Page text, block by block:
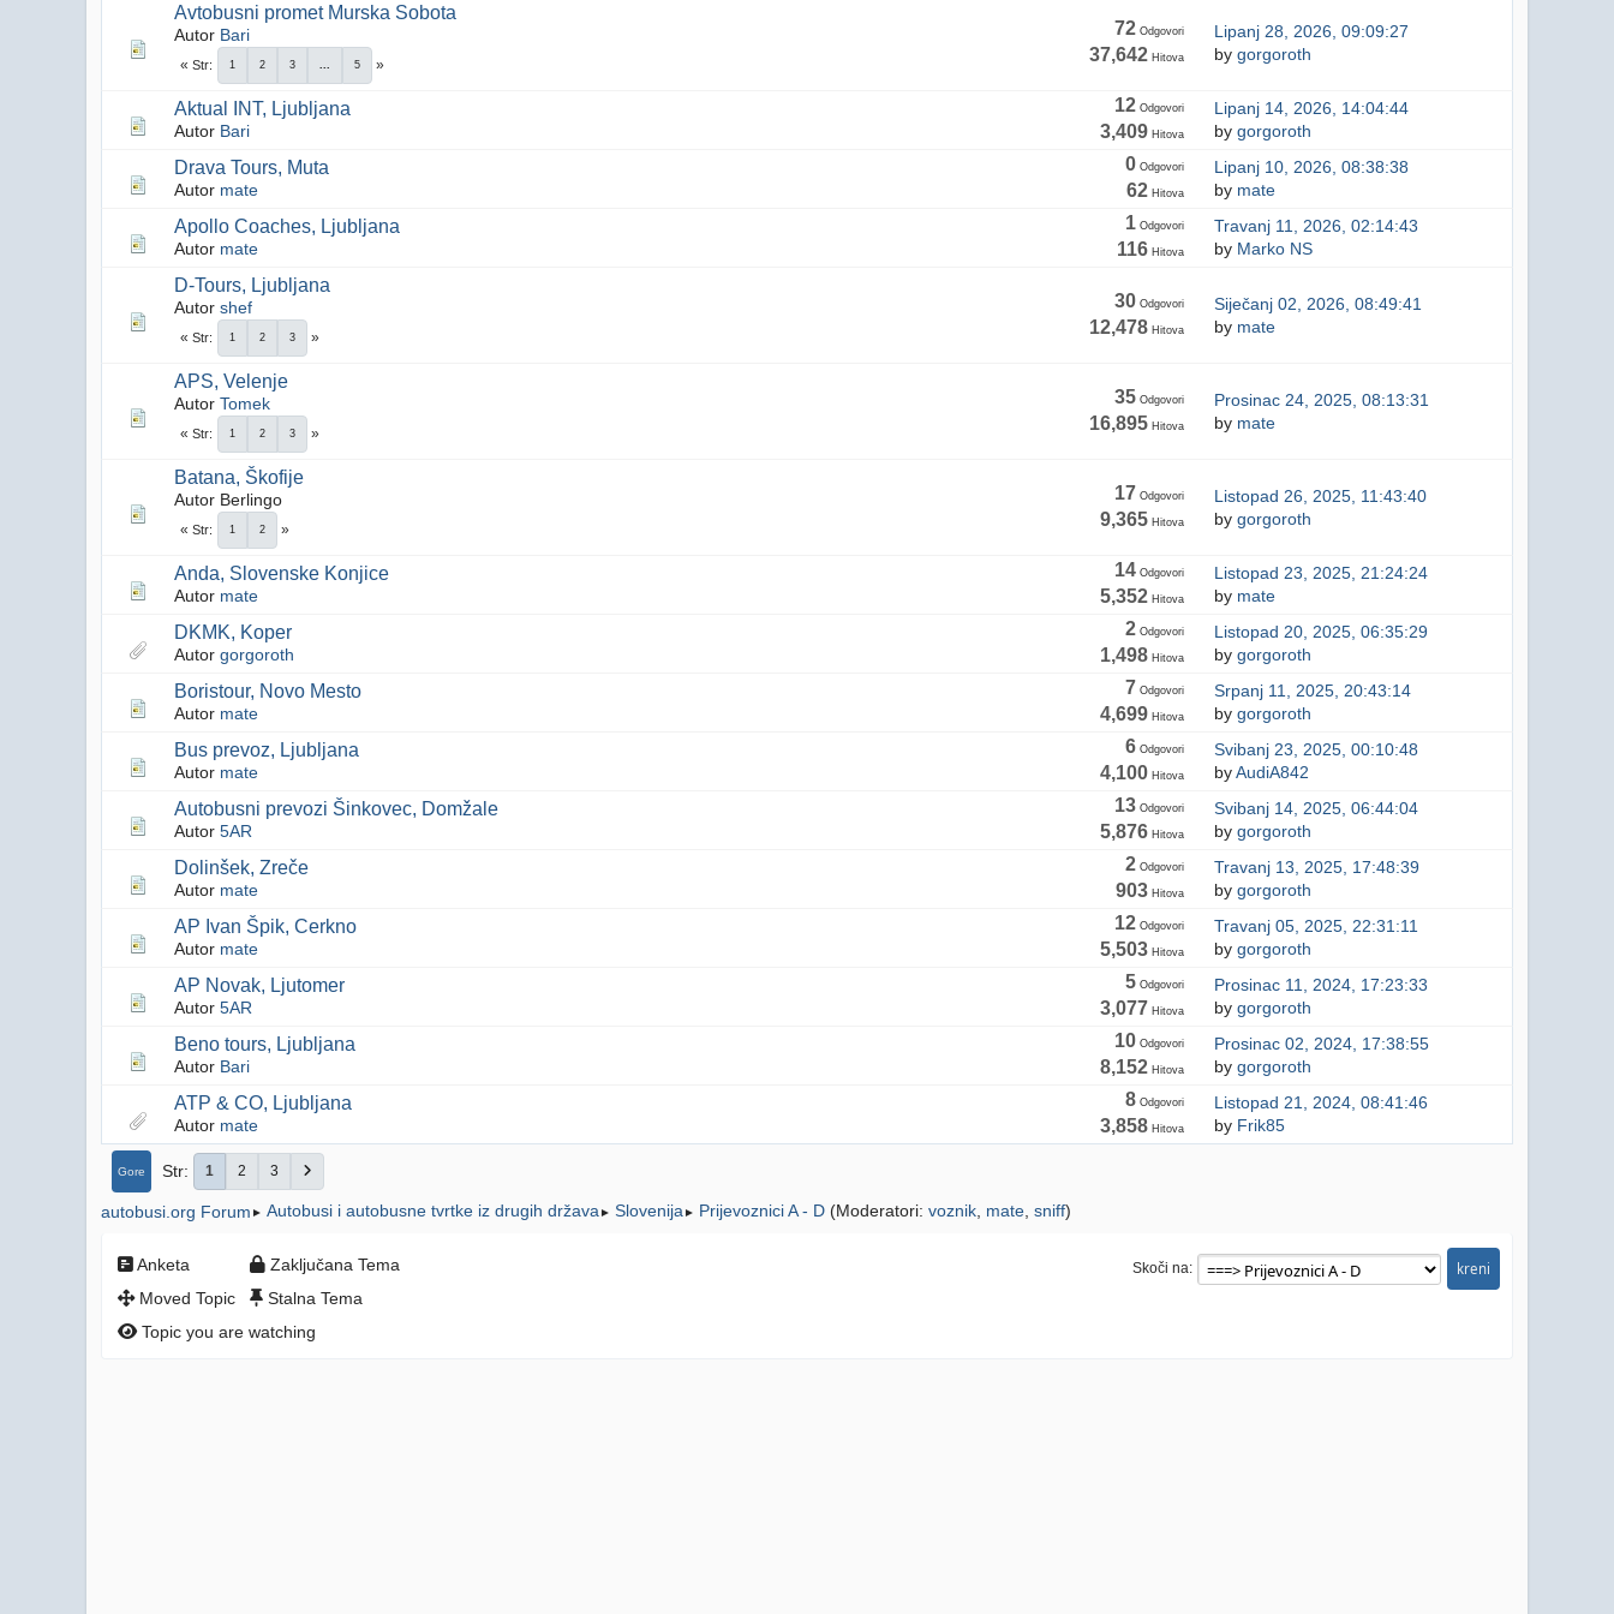
Avtobusni promet Murska Sobota
Autor Bari
Str 1 2 3 ... 5
72Odgovori
37,642Hitova
Lipanj 28, 2026, 09:09:27
by gorgoroth
Aktual INT, Ljubljana
Autor Bari
12Odgovori
3,409Hitova
Lipanj 14, 2026, 14:04:44
by gorgoroth
Drava Tours, Muta
Autor mate
0Odgovori
62Hitova
Lipanj 10, 2026, 08:38:38
by mate
Apollo Coaches, Ljubljana
Autor mate
1Odgovori
116Hitova
Travanj 11, 2026, 02:14:43
by Marko NS
D-Tours, Ljubljana
Autor shef
Str 1 2 3
30Odgovori
12,478Hitova
Siječanj 02, 2026, 08:49:41
by mate
APS, Velenje
Autor Tomek
Str 1 2 3
35Odgovori
16,895Hitova
Prosinac 24, 2025, 08:13:31
by mate
Batana, Škofije
Autor Berlingo
Str 1 2
17 Odgovori
9,365Hitova
Listopad 26, 2025, 11:43:40
by gorgoroth
Anda, Slovenske Konjice
Autor mate
14Odgovori
5,352Hitova
Listopad 23, 2025, 21:24:24
by mate
DKMK, Koper
Autor gorgoroth
2Odgovori
1,498Hitova
Listopad 20, 2025, 06:35:29
by gorgoroth
Boristour, Novo Mesto
Autor mate
7 Odgovori
4,699Hitova
Srpanj 11, 2025, 20:43:14
by gorgoroth
Bus prevoz, Ljubljana
Autor mate
6Odgovori
4,100Hitova
Svibanj 23, 2025, 00:10:48
byAudiA842
Autobusni prevozi Šinkovec, Domžale
Autor 5AR
13Odgovori
5,876Hitova
Svibanj 14, 2025, 06:44:04
by gorgoroth
Dolinšek, Zreče
Autor mate
2Odgovori
903Hitova
Travanj 13, 2025, 17:48:39
by gorgoroth
AP Ivan Špik, Cerkno
Autor mate
12Odgovori
5,503Hitova
Travanj 05, 2025, 22:31:11
by gorgoroth
AP Novak, Ljutomer
Autor 5AR
5Odgovori
3,077 Hitova
Prosinac 11, 2024, 17:23:33
by gorgoroth
Beno tours, Ljubljana
Autor Bari
10Odgovori
8,152Hitova
Prosinac 02, 2024, 17:38:55
by gorgoroth
ATP & CO, Ljubljana
Autor mate
8Odgovori
3,858Hitova
Listopad 21, 2024, 08:41:46
by Frik85
Gore Str 1 2 3
autobusi.org Forum ► Autobusi i autobusne tvrtke iz drugih država ► Slovenija ► Prijevoznici A - D (Moderatori: voznik mate sniff)
Skoči na
Anketa
Moved Topic
Zaključana Tema
Stalna Tema
Topic you are watching